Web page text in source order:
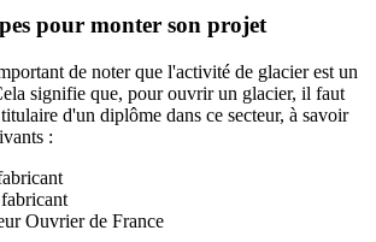
pour monter son projet
de noter que l'activité de glacier est un
signifie que, pour ouvrir un glacier, il faut
d'un diplôme dans ce secteur, à savoir
:
Ouvrier de France